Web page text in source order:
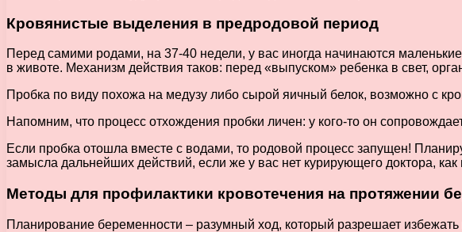
Кровянистые выделения в предродовой период
Перед самими родами, на 37-40 недели, у вас иногда начинаются
в животе. Механизм действия таков: перед «выпуском» ребенка в свет,
Пробка по виду похожа на медузу либо сырой яичный белок, возможно с
Напомним, что процесс отхождения пробки личен: у кого-то он
Если пробка отошла вместе с водами, то родовой процесс запущен!
замысла дальнейших действий, если же у вас нет курирующего доктора,
Методы для профилактики кровотечения на протяжении
Планирование беременности – разумный ход, который разрешает